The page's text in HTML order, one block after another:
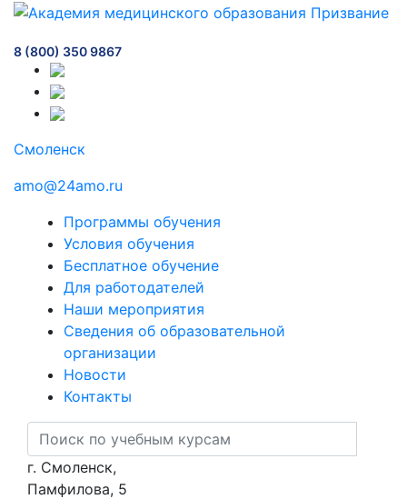
8 (800) 350 9867
Смоленск
amo@24amo.ru
Программы обучения
Условия обучения
Бесплатное обучение
Для работодателей
Наши мероприятия
Сведения об образовательной
организации
Новости
Контакты
г. Смоленск,
​Памфилова, 5